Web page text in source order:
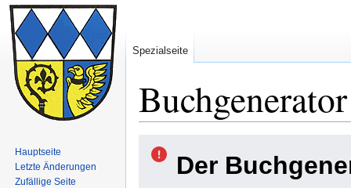
Buchgenerator
Navigation
springen
Suche
springenDer
Spezialseite
Hauptseite
Letzte Änderungen
Zufällige Seite